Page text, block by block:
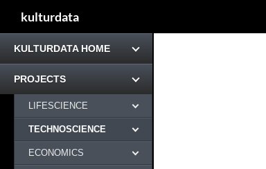
kulturdata
KULTURDATA HOME
PROJECTS
LIFESCIENCE
TECHNOSCIENCE
ECONOMICS